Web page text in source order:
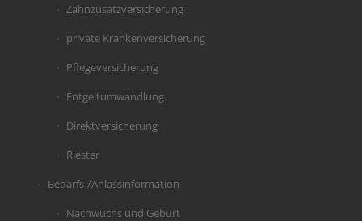
Zahnzusatzversicherung
private Krankenversicherung
Pflegeversicherung
Entgeltumwandlung
Direktversicherung
Riester
Bedarfs-/Anlassinformation
Nachwuchs und Geburt